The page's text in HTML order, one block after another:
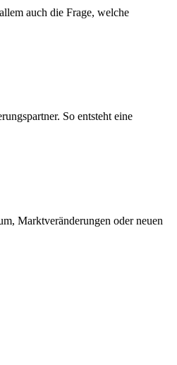
auch die Frage, welche
So entsteht eine
Marktveränderungen oder neuen